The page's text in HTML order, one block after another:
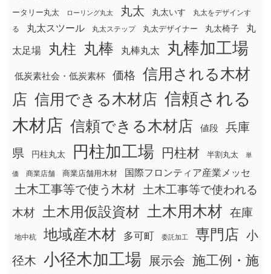
ータリー丸太
ローリング丸太 丸太 丸太いす
丸太をデザインす
る
丸太スツール 丸太ステップ 丸太デザイナー 丸太椅子 丸
太足場 丸柱 丸棒 丸棒丸太 丸棒加工場
低炭素社会・低炭素杯 価格
信用される木材
店 信用できる木材店 信頼される
木材店 信頼できる木材店 値段
兵庫
県
円柱丸太 円柱加工場 円柱材 半割丸太 単
価 商業店舗 商業店舗用木材 国際フロンティア産業メッセ
土木工事等で使う木材
土木工事等で使われる
木材
土木用仮設資材 土木用木材 在庫
地中杭 地域産木材 多可町 委託加工 専門店 小
径木 小径木加工場 展示会 施工例・施